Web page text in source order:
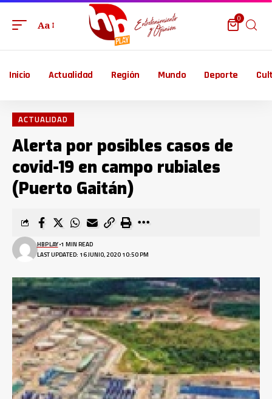
Aa
0
Inicio Actualidad Región Mundo Deporte
ACTUALIDAD
Alerta por posibles casos de
covid-19 en campo rubiales
(Puerto Gaitán)
LAST UPDATED: 16 JUNIO, 2020 10:50 PM
HBPLAY 1 MIN READ